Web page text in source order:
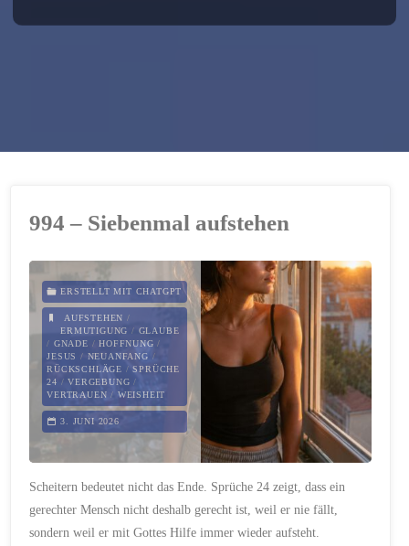
994 – Siebenmal aufstehen
ERSTELLT MIT CHATGPT
AUFSTEHEN /
ERMUTIGUNG / GLAUBE
/ GNADE /HOFFNUNG /
JESUS / NEUANFANG /
RÜCKSCHLÄGE /SPRÜCHE
24 /VERGEBUNG /
VERTRAUEN / WEISHEIT
3. JUNI 2026
Scheitern bedeutet nicht das Ende. Sprüche 24 zeigt, dass ein
gerechter Mensch nicht deshalb gerecht ist, weil er nie fällt,
sondern weil er mit Gottes Hilfe immer wieder aufsteht.